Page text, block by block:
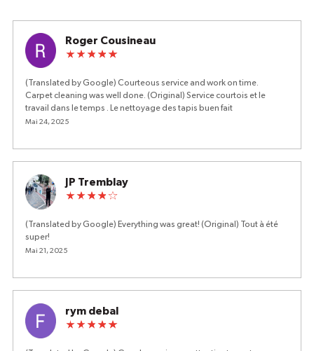
Roger Cousineau
(Translated by Google) Courteous service and work on time.
Carpet cleaning was well done. (Original) Service courtois et le
travail dans le temps . Le nettoyage des tapis buen fait
Mai 24, 2025
JP Tremblay
(Translated by Google) Everything was great! (Original) Tout à été
super!
Mai 21, 2025
rym debal